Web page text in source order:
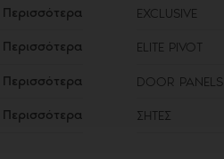
Περισσότερα
Περισσότερα
Περισσότερα
Περισσότερα
EXCLUSIVE
ELITE PIVOT
DOOR PANELS
ΣΗΤΕΣ